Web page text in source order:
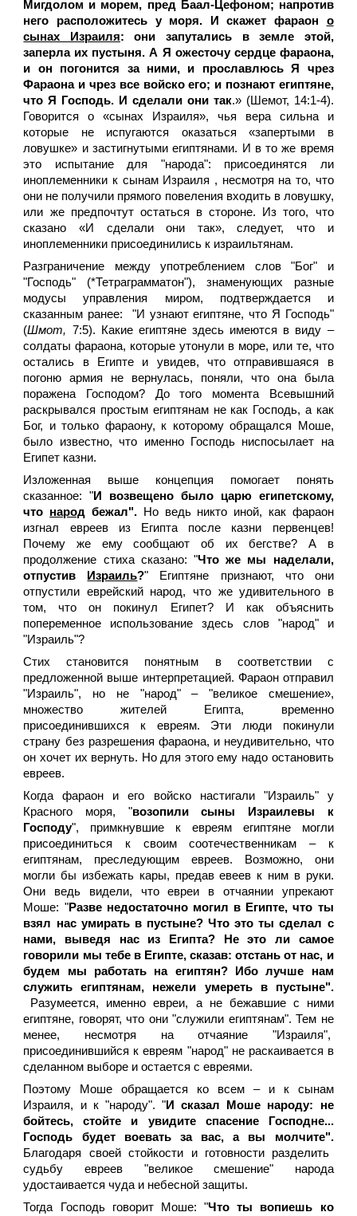
Мигдолом и морем, пред Баал-Цефоном; напротив
него расположитесь у моря. И скажет фараон о
сынах Израиля: они запутались в земле этой,
заперла их пустыня. А Я ожесточу сердце фараона,
и он погонится за ними, и прославлюсь Я чрез
Фараона и чрез все войско его; и познают египтяне,
что Я Господь. И сделали они так.» (Шемот, 14:1-4).
Говорится о «сынах Израиля», чья вера сильна и
которые не испугаются оказаться «запертыми в
ловушке» и застигнутыми египтянами. И в то же время
это испытание для "народа": присоединятся ли
иноплеменники к сынам Израиля , несмотря на то, что
они не получили прямого повеления входить в ловушку,
или же предпочтут остаться в стороне. Из того, что
сказано «И сделали они так», следует, что и
иноплеменники присоединились к израильтянам.
Разграничение между употреблением слов "Бог" и
"Господь" (*Тетраграмматон"), знаменующих разные
модусы управления миром, подтверждается и
сказанным ранее: "И узнают египтяне, что Я Господь"
(Шмот, 7:5). Какие египтяне здесь имеются в виду –
солдаты фараона, которые утонули в море, или те, что
остались в Египте и увидев, что отправившаяся в
погоню армия не вернулась, поняли, что она была
поражена Господом? До того момента Всевышний
раскрывался простым египтянам не как Господь, а как
Бог, и только фараону, к которому обращался Моше,
было известно, что именно Господь ниспосылает на
Египет казни.
Изложенная выше концепция помогает понять
сказанное: "И возвещено было царю египетскому,
что народ бежал".
Но ведь никто иной, как фараон
изгнал евреев из Египта после казни первенцев!
Почему же ему сообщают об их бегстве? А в
продолжение стиха сказано: "Что же мы наделали,
отпустив Израиль?" Египтяне признают, что они
отпустили еврейский народ, что же удивительного в
том, что он покинул Египет? И как объяснить
попеременное использование здесь слов "народ" и
"Израиль"?
Стих становится понятным в соответствии с
предложенной выше интерпретацией. Фараон отправил
"Израиль", но не "народ" – "великое смешение»,
множество жителей Египта, временно
присоединившихся к евреям. Эти люди покинули
страну без разрешения фараона, и неудивительно, что
он хочет их вернуть. Но для этого ему надо остановить
евреев.
Когда фараон и его войско настигали "Израиль" у
Красного моря, "возопили сыны Израилевы к
Господу", примкнувшие к евреям египтяне могли
присоединиться к своим соотечественникам – к
египтянам, преследующим евреев. Возможно, они
могли бы избежать кары, предав евеев к ним в руки.
Они ведь видели, что евреи в отчаянии упрекают
Моше: "Разве недостаточно могил в Египте, что ты
взял нас умирать в пустыне? Что это ты сделал с
нами, выведя нас из Египта? Не это ли самое
говорили мы тебе в Египте, сказав: отстань от нас, и
будем мы работать на египтян? Ибо лучше нам
служить египтянам, нежели умереть в пустыне".
Разумеется, именно евреи, а не бежавшие с ними
египтяне, говорят, что они "служили египтянам". Тем не
менее, несмотря на отчаяние "Израиля",
присоединившийся к евреям "народ" не раскаивается в
сделанном выборе и остается с евреями.
Поэтому Моше обращается ко всем – и к сынам
Израиля, и к "народу". "И сказал Моше народу: не
бойтесь, стойте и увидите спасение Господне...
Господь будет воевать за вас, а вы молчите".
Благодаря своей стойкости и готовности разделить
судьбу евреев "великое смешение" народа
удостаивается чуда и небесной защиты.
Тогда Господь говорит Моше: "Что ты вопиешь ко